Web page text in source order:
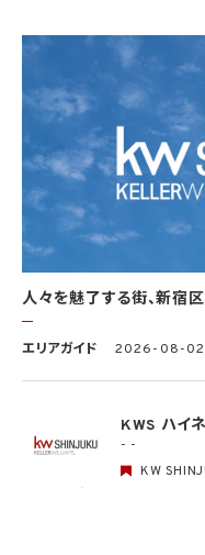
全管理が図られるよう、必要かつ
る具体的な安全管理措置の内容は
基本方針の策定
個人データの適正な取扱いの確保
び苦情処理の窓口」等についての
個人データの取扱いに係る規律の
取得、利用、保存、提供、削除・廃
任務等について個人データの取扱
組織的安全管理措置
1）個人データの取扱いに関する責
者及び当該従業者が取り扱う個人
部の者による監査を実施
1）個人データの取扱いに関する
2）個人データについての秘密保
物理的安全管理措置
人々を魅了する街、新宿区
エリアガイド 2026-08-02
KWS ハイ
- -
KW